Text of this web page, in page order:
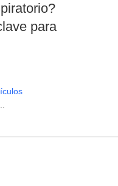
para